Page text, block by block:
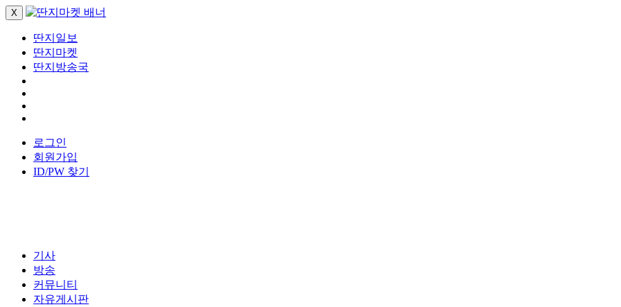
X
딴지일보
딴지마켓
딴지방송국
로그인
회원가입
ID/PW 찾기
기사
방송
커뮤니티
자유게시판